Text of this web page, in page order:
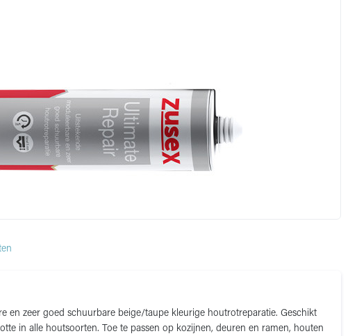
en zeer goed schuurbare beige/taupe kleurige houtrotreparatie. Geschikt
in alle houtsoorten. Toe te passen op kozijnen, deuren en ramen, houten